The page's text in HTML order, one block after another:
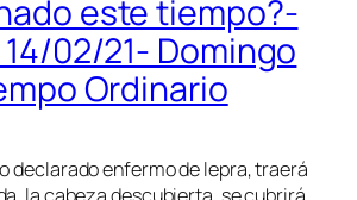
este tiempo?-
02/21- Domingo
Ordinario
declarado enfermo de lepra, traerá